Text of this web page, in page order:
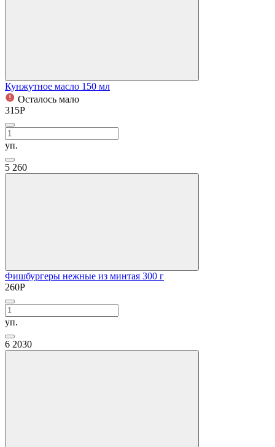
Кунжутное масло 150 мл
Осталось мало
315Р
уп.
5 260
Фишбургеры нежные из минтая 300 г
260Р
уп.
6 2030